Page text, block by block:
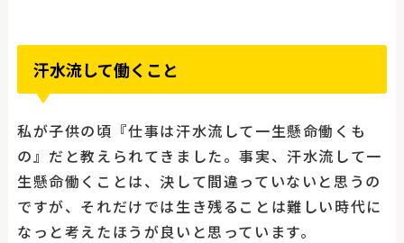
汗水流して働くこと
私が子供の頃『仕事は汗水流して一生懸命働くも
の』だと教えられてきました。事実、汗水流して一
生懸命働くことは、決して間違っていないと思うの
ですが、それだけでは生き残ることは難しい時代に
なっと考えたほうが良いと思っています。